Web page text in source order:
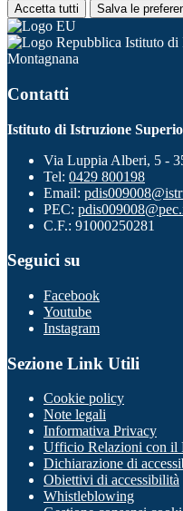
Accetta tutti Salva le
Istituto di
Montagnana
Contatti
Istituto di Istruzione
Via Luppia Alberi, 5 -
Tel: 0429 800198
Email:
PEC:
C.F.: 91000250281
Seguici su
Facebook
Youtube
Instagram
Sezione Link Utili
Cookie policy
Note legali
Informativa Privacy
Ufficio Relazioni con il
Dichiarazione di
Obiettivi di accessibilità
Whistleblowing